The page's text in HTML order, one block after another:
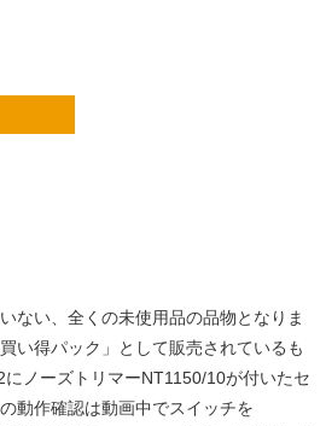
ない、全くの未使用品の品物となりま
い得パック」として販売されているも
ノーズトリマーNT1150/10が付いたセ
動作確認は動画中でスイッチを